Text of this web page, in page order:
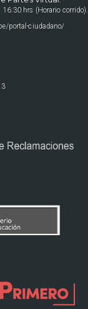
16:30 hrs (Horario corrido).
portal-ciudadano/